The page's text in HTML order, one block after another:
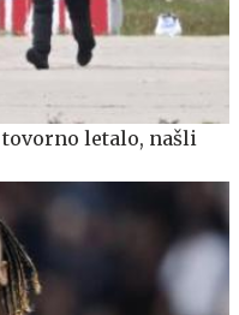
letalo, našli